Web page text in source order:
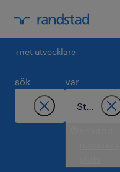
net utvecklare
sök var